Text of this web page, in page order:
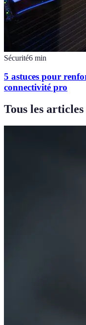
Sécurité6 min
5 astuces pour
connectivité pro
Tous les articles